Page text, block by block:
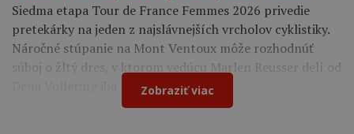
Siedma etapa Tour de France Femmes 2026 privedie
pretekárky na jeden z najslávnejších vrcholov cyklistiky.
Náročné stúpanie na Mont Ventoux môže rozhodnúť
súboj o žltý dres, v ktorom vedúcu Marlen Reusser delí od
Demi Vollering iba 12 sekúnd.
Zobraziť viac